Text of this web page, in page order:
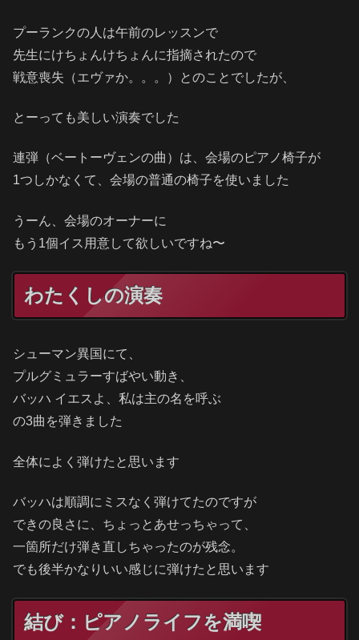
プーランクの人は午前のレッスンで
先生にけちょんけちょんに指摘されたので
戦意喪失（エヴァか。。。）とのことでしたが、
とーっても美しい演奏でした
連弾（ベートーヴェンの曲）は、会場のピアノ椅子が
1つしかなくて、会場の普通の椅子を使いました
うーん、会場のオーナーに
もう1個イス用意して欲しいですね〜
わたくしの演奏
シューマン異国にて、
プルグミュラーすばやい動き、
バッハ イエスよ、私は主の名を呼ぶ
の3曲を弾きました
全体によく弾けたと思います
バッハは順調にミスなく弾けてたのですが
できの良さに、ちょっとあせっちゃって、
一箇所だけ弾き直しちゃったのが残念。
でも後半かなりいい感じに弾けたと思います
結び：ピアノライフを満喫